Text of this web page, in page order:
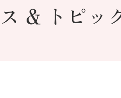
& トピッ